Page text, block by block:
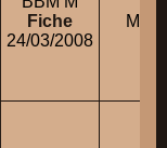
Fiche
24/03/2008
M.